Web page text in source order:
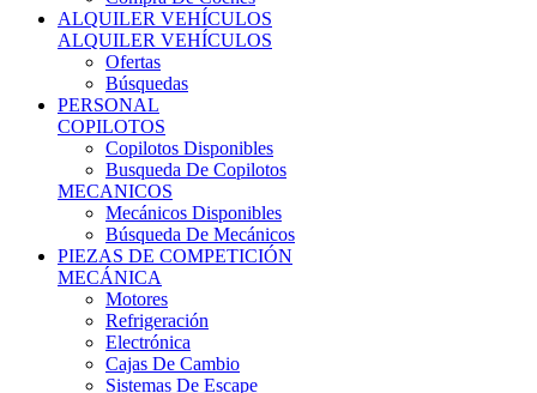
ALQUILER VEHÍCULOS
ALQUILER VEHÍCULOS
Ofertas
Búsquedas
PERSONAL
COPILOTOS
Copilotos Disponibles
Busqueda De Copilotos
MECANICOS
Mecánicos Disponibles
Búsqueda De Mecánicos
PIEZAS DE COMPETICIÓN
MECÁNICA
Motores
Refrigeración
Electrónica
Cajas De Cambio
Sistemas De Escape